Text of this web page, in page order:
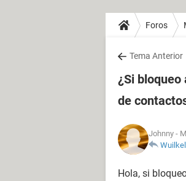
Foros
Tema Anterior
¿Si bloqueo
de
Johnny -
Hola, si